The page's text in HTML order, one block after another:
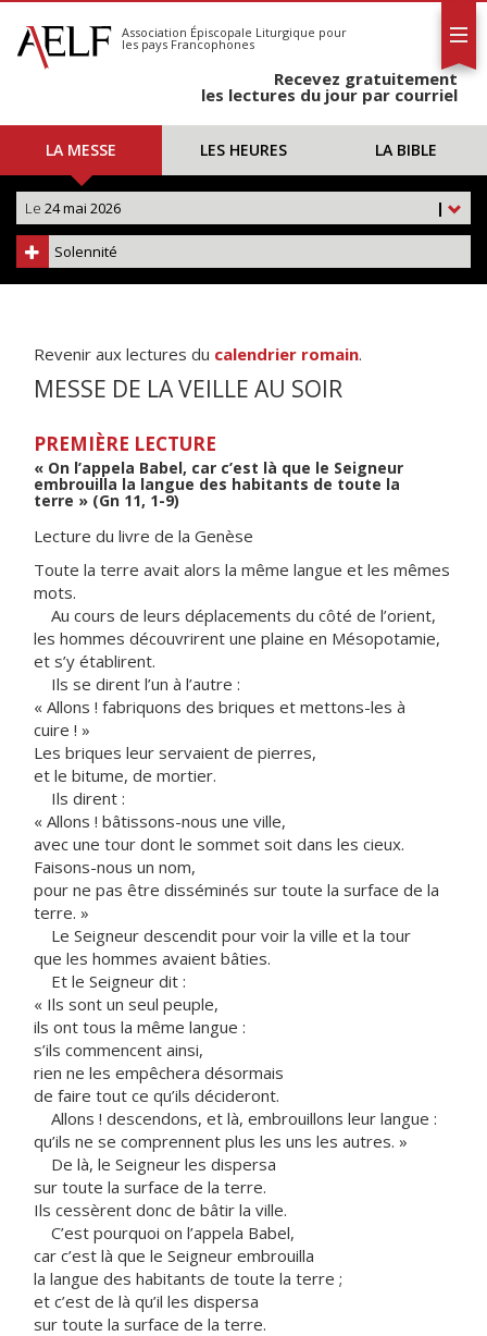
S'abonner
Calendrier
Association Épiscopale Liturgique pour
les pays Francophones
Recevez gratuitement
les lectures du jour par courriel
LA MESSE LES HEURES LA BIBLE
|
Le 24 mai 2026
Solennité
Revenir aux lectures du calendrier romain.
MESSE DE LA VEILLE AU SOIR
PREMIÈRE LECTURE
« On l’appela Babel, car c’est là que le Seigneur
embrouilla la langue des habitants de toute la
terre » (Gn 11, 1-9)
Lecture du livre de la Genèse
Toute la terre avait alors la même langue et les mêmes
mots.
Au cours de leurs déplacements du côté de l’orient,
les hommes découvrirent une plaine en Mésopotamie,
et s’y établirent.
Ils se dirent l’un à l’autre :
« Allons ! fabriquons des briques et mettons-les à
cuire ! »
Les briques leur servaient de pierres,
et le bitume, de mortier.
Ils dirent :
« Allons ! bâtissons-nous une ville,
avec une tour dont le sommet soit dans les cieux.
Faisons-nous un nom,
pour ne pas être disséminés sur toute la surface de la
terre. »
Le Seigneur descendit pour voir la ville et la tour
que les hommes avaient bâties.
Et le Seigneur dit :
« Ils sont un seul peuple,
ils ont tous la même langue :
s’ils commencent ainsi,
rien ne les empêchera désormais
de faire tout ce qu’ils décideront.
Allons ! descendons, et là, embrouillons leur langue :
qu’ils ne se comprennent plus les uns les autres. »
De là, le Seigneur les dispersa
sur toute la surface de la terre.
Ils cessèrent donc de bâtir la ville.
C’est pourquoi on l’appela Babel,
car c’est là que le Seigneur embrouilla
la langue des habitants de toute la terre ;
et c’est de là qu’il les dispersa
sur toute la surface de la terre.